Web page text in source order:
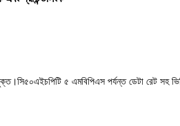
৫ এমবিপিএস পর্যন্ত ডেটা রেট সহ